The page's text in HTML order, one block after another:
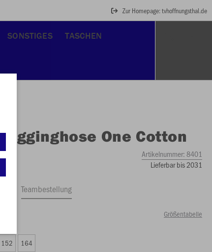
Zur Homepage: tvhoffnungsthal.de
SONSTIGES TASCHEN
Jogginghose One Cotton
Artikelnummer:8401
Lieferbar bis 2031
Teambestellung
Größentabelle
152 164